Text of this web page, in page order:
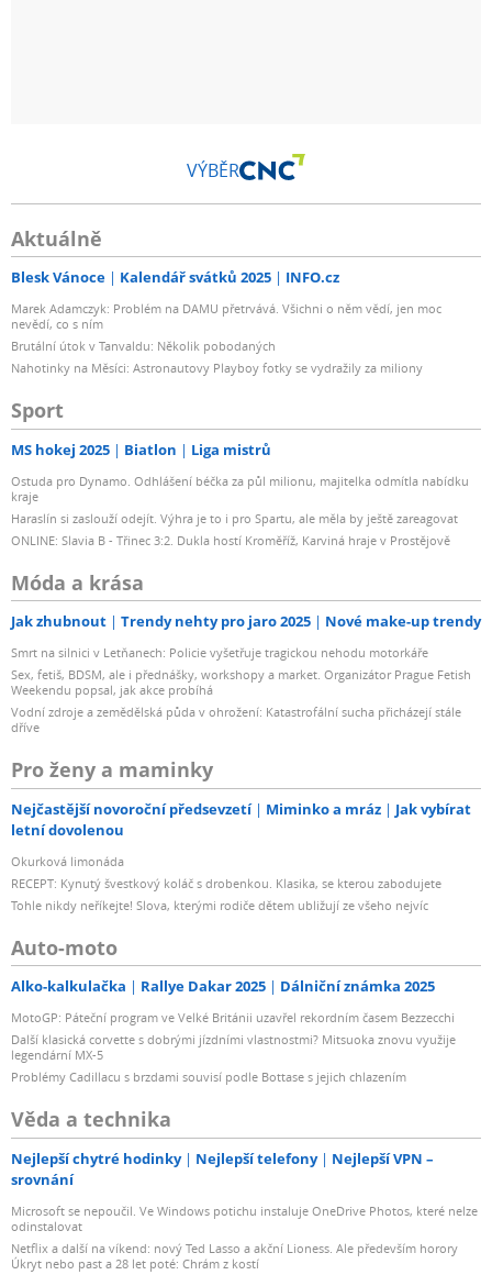
VÝBĚR
Aktuálně
Blesk Vánoce Kalendář svátků 2025 INFO.cz
Marek Adamczyk: Problém na DAMU přetrvává. Všichni o něm vědí, jen moc
nevědí, co s ním
Brutální útok v Tanvaldu: Několik pobodaných
Nahotinky na Měsíci: Astronautovy Playboy fotky se vydražily za miliony
Sport
MS hokej 2025 Biatlon Liga mistrů
Ostuda pro Dynamo. Odhlášení béčka za půl milionu, majitelka odmítla nabídku
kraje
Haraslín si zaslouží odejít. Výhra je to i pro Spartu, ale měla by ještě zareagovat
ONLINE: Slavia B - Třinec 3:2. Dukla hostí Kroměříž, Karviná hraje v Prostějově
Móda a krása
Jak zhubnout Trendy nehty pro jaro 2025 Nové make-up trendy
Smrt na silnici v Letňanech: Policie vyšetřuje tragickou nehodu motorkáře
Sex, fetiš, BDSM, ale i přednášky, workshopy a market. Organizátor Prague Fetish
Weekendu popsal, jak akce probíhá
Vodní zdroje a zemědělská půda v ohrožení: Katastrofální sucha přicházejí stále
dříve
Pro ženy a maminky
Nejčastější novoroční předsevzetí Miminko a mráz
Jak vybírat
letní dovolenou
Okurková limonáda
RECEPT: Kynutý švestkový koláč s drobenkou. Klasika, se kterou zabodujete
Tohle nikdy neříkejte! Slova, kterými rodiče dětem ubližují ze všeho nejvíc
Auto-moto
Alko-kalkulačka Rallye Dakar 2025 Dálniční známka 2025
MotoGP: Páteční program ve Velké Británii uzavřel rekordním časem Bezzecchi
Další klasická corvette s dobrými jízdními vlastnostmi? Mitsuoka znovu využije
legendární MX-5
Problémy Cadillacu s brzdami souvisí podle Bottase s jejich chlazením
Věda a technika
Nejlepší chytré hodinky Nejlepší telefony
Nejlepší VPN –
srovnání
Microsoft se nepoučil. Ve Windows potichu instaluje OneDrive Photos, které nelze
odinstalovat
Netflix a další na víkend: nový Ted Lasso a akční Lioness. Ale především horory
Úkryt nebo past a 28 let poté: Chrám z kostí